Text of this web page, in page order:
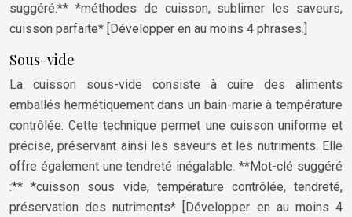
suggéré:** *méthodes de cuisson, sublimer les saveurs,
cuisson parfaite* [Développer en au moins 4 phrases.]
Sous-vide
La cuisson sous-vide consiste à cuire des aliments
emballés hermétiquement dans un bain-marie à température
contrôlée. Cette technique permet une cuisson uniforme et
précise, préservant ainsi les saveurs et les nutriments. Elle
offre également une tendreté inégalable. **Mot-clé suggéré
:** *cuisson sous vide, température contrôlée, tendreté,
préservation des nutriments* [Développer en au moins 4